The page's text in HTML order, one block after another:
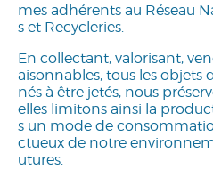
mes adhérents au Réseau
s et Recycleries.
En collectant, valorisant,
aisonnables, tous les
nés à être jetés, nous
elles limitons ainsi la
s un mode de
ctueux de notre
utures.